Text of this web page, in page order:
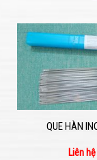
QUE HÀN
Liên hệ